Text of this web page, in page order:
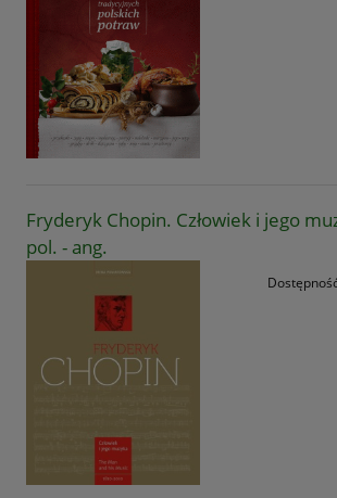
Fryderyk Chopin. Człowiek i jego
pol. - ang.